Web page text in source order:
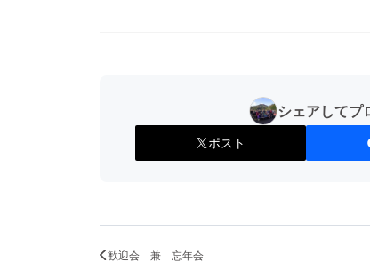
シェアしてプ
ポスト
歓迎会 兼 忘年会